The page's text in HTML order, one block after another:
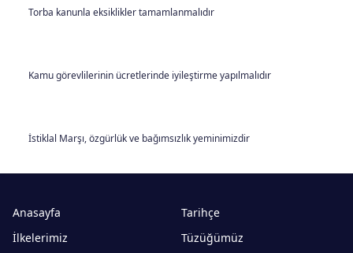
Torba kanunla eksiklikler tamamlanmalıdır
Kamu görevlilerinin ücretlerinde iyileştirme yapılmalıdır
İstiklal Marşı, özgürlük ve bağımsızlık yeminimizdir
Anasayfa
Tarihçe
İlkelerimiz
Tüzüğümüz